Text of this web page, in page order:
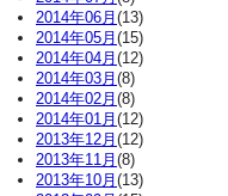
2014年06月 (13)
2014年05月 (15)
2014年04月 (12)
2014年03月 (8)
2014年02月 (8)
2014年01月 (12)
2013年12月 (12)
2013年11月 (8)
2013年10月 (13)